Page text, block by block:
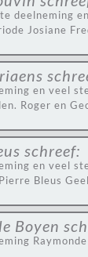
deelneming
Josiane
en veel
Roger en
schreef:
en veel
Bleus
Boyen